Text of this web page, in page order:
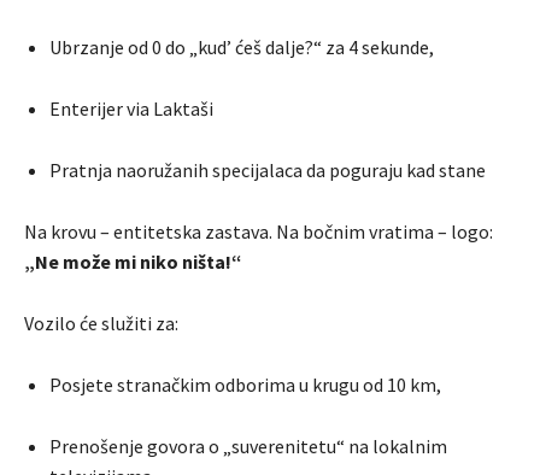
Ubrzanje od 0 do „kud’ ćeš dalje?“ za 4 sekunde,
Enterijer via Laktaši
Pratnja naoružanih specijalaca da poguraju kad stane
Na krovu – entitetska zastava. Na bočnim vratima – logo:
„Ne može mi niko ništa!“
Vozilo će služiti za:
Posjete stranačkim odborima u krugu od 10 km,
Prenošenje govora o „suverenitetu“ na lokalnim